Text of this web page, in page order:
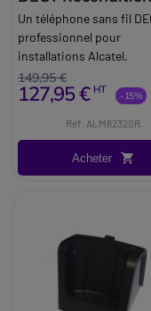
Un téléphone sans fil
professionnel pour
installations Alcatel.
149,95 €
127,95 € HT -15%
Réf: ALM8232SR
Acheter